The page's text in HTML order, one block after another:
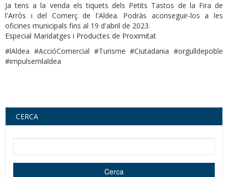
Ja tens a la venda els tiquets dels Petits Tastos de la Fira de
l'Arròs i del Comerç de l'Aldea. Podràs aconseguir-los a les
oficines municipals fins al 19 d'abril de 2023.
Especial Maridatges i Productes de Proximitat
#lAldea #AccióComercial #Turisme #Ciutadania #orgulldepoble
#impulsemlaldea
CERCA
Cerca